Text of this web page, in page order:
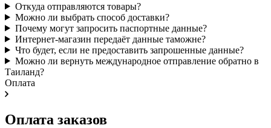
Откуда отправляются товары?
Можно ли выбрать способ доставки?
Почему могут запросить паспортные данные?
Интернет-магазин передаёт данные таможне?
Что будет, если не предоставить запрошенные данные?
Можно ли вернуть международное отправление обратно в
Таиланд?
Оплата
Оплата заказов